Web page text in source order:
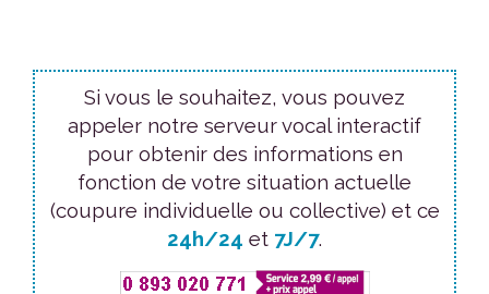
Si vous le souhaitez, vous pouvez
appeler notre serveur vocal interactif
pour obtenir des informations en
fonction de votre situation actuelle
(coupure individuelle ou collective) et ce
24h/24 et 7J/7.